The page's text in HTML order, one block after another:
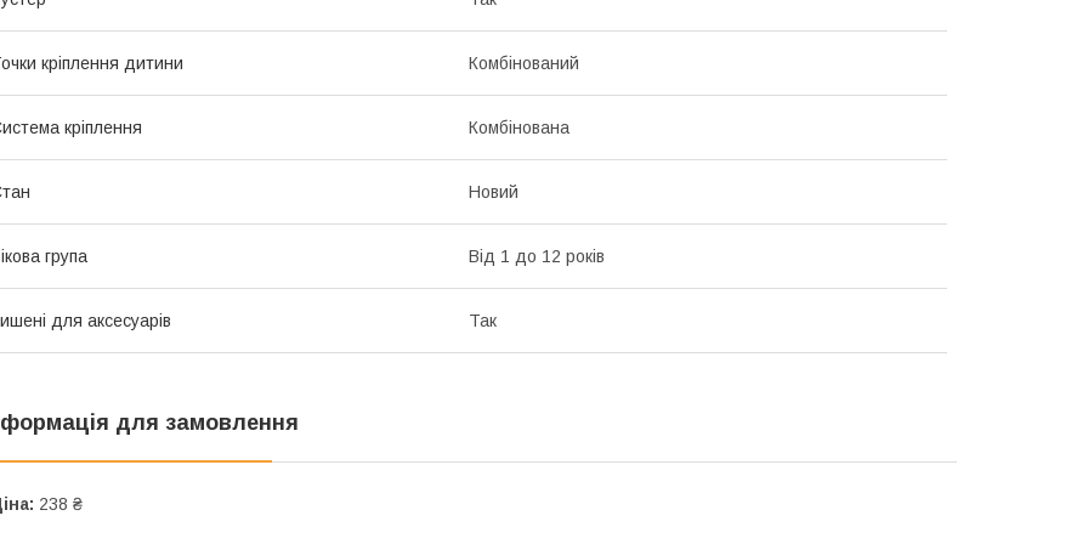
кріплення дитини Комбінований
кріплення Комбінована
Новий
група Від 1 до 12 років
для аксесуарів Так
для замовлення
238 ₴